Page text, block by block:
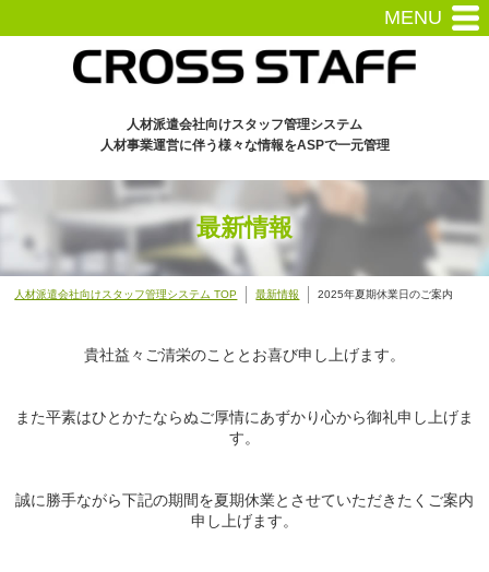
人材派遣会社向けスタッフ管理システム
人材事業運営に伴う様々な情報をASPで一元管理
MENU
最新情報
人材派遣会社向けスタッフ管理システム TOP 最新情報 2025年夏期休業日のご案内
貴社益々ご清栄のこととお喜び申し上げます。
また平素はひとかたならぬご厚情にあずかり心から御礼申し上げま
す。
誠に勝手ながら下記の期間を夏期休業とさせていただきたくご案内
申し上げます。